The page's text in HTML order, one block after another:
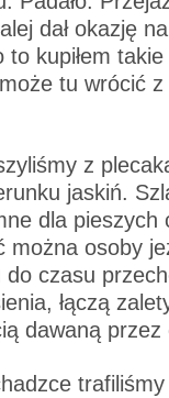
dał okazję
to kupiłem
tu wrócić z
z
jaskiń.
dla pieszych
można osoby
czasu
łączą
dawaną przez